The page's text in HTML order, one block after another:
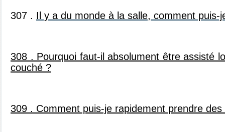
307 . Il y a du monde à la salle, comment puis-
308 . Pourquoi faut-il absolument être assisté
couché ?
309 . Comment puis-je rapidement prendre